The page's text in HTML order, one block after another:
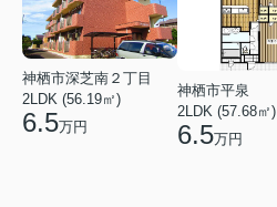
神栖市深芝南２丁目
2LDK (56.19㎡)
6.5万円
神栖市平泉
2LDK (57.68㎡)
6.5万円